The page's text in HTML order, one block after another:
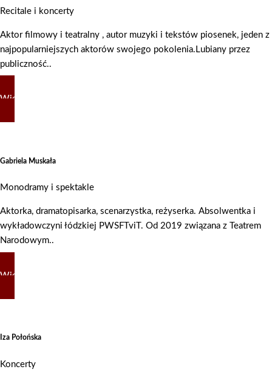
Recitale i koncerty
Aktor filmowy i teatralny , autor muzyki i tekstów piosenek, jeden z
najpopularniejszych aktorów swojego pokolenia.Lubiany przez
publiczność..
Więcej
Gabriela Muskała
Monodramy i spektakle
Aktorka, dramatopisarka, scenarzystka, reżyserka. Absolwentka i
wykładowczyni łódzkiej PWSFTviT. Od 2019 związana z Teatrem
Narodowym..
Więcej
Iza Połońska
Koncerty